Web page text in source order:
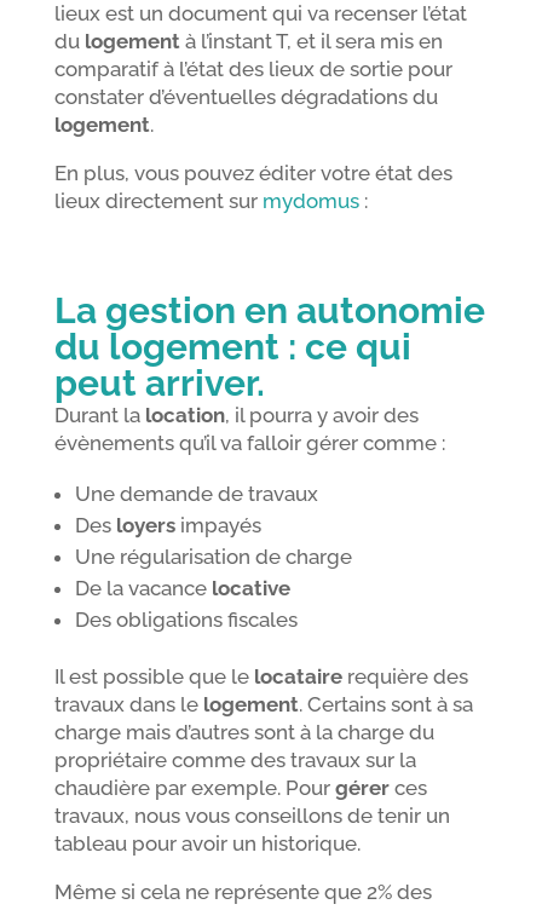
lieux est un document qui va recenser l’état
du logement à l’instant T, et il sera mis en
comparatif à l’état des lieux de sortie pour
constater d’éventuelles dégradations du
logement.
En plus, vous pouvez éditer votre état des
lieux directement sur mydomus:
La gestion en autonomie
du logement : ce qui
peut arriver.
Durant la location, il pourra y avoir des
évènements qu’il va falloir gérer comme :
Une demande de travaux
Des loyers impayés
Une régularisation de charge
De la vacance locative
Des obligations fiscales
Il est possible que le locataire requière des
travaux dans le logement. Certains sont à sa
charge mais d’autres sont à la charge du
propriétaire comme des travaux sur la
chaudière par exemple. Pour gérer ces
travaux, nous vous conseillons de tenir un
tableau pour avoir un historique.
Même si cela ne représente que 2% des